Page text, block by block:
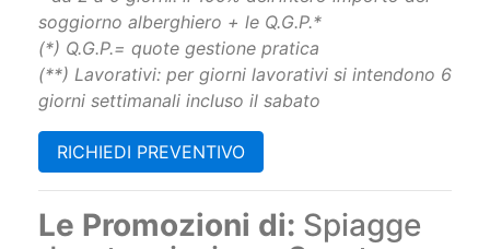
alberghiero + le Q.G.P.*
- da 2 a 0 giorni: il 100% dell’intero importo del
soggiorno alberghiero + le Q.G.P.*
(*) Q.G.P.= quote gestione pratica
(**) Lavorativi: per giorni lavorativi si intendono 6
giorni settimanali incluso il sabato
RICHIEDI PREVENTIVO